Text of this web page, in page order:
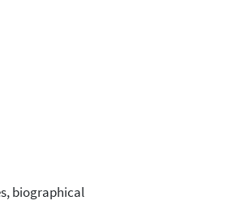
biographical